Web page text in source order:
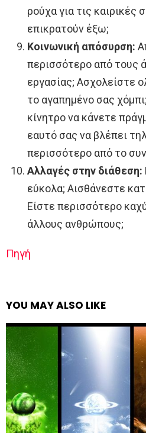
ρούχα για τις καιρικές
επικρατούν έξω;
Κοινωνική απόσυρση:
περισσότερο από τους
εργασίας; Ασχολείστε
το αγαπημένο σας
κίνητρο να κάνετε
εαυτό σας να βλέπει
περισσότερο από το
Αλλαγές στην διάθεση:
εύκολα; Αισθάνεστε
Είστε περισσότερο
άλλους ανθρώπους;
Πηγή
YOU MAY ALSO LIKE